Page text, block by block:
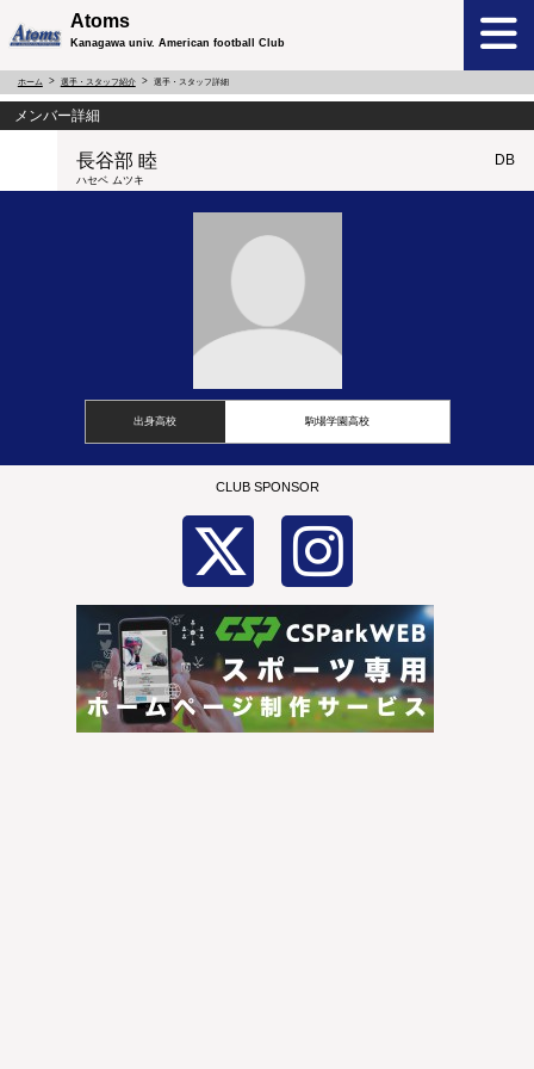
Atoms
Kanagawa univ. American football Club
ホーム 選手・スタッフ紹介 選手・スタッフ詳細
メンバー詳細
長谷部 睦
ハセベ ムツキ
DB
出身高校 駒場学園高校
CLUB SPONSOR